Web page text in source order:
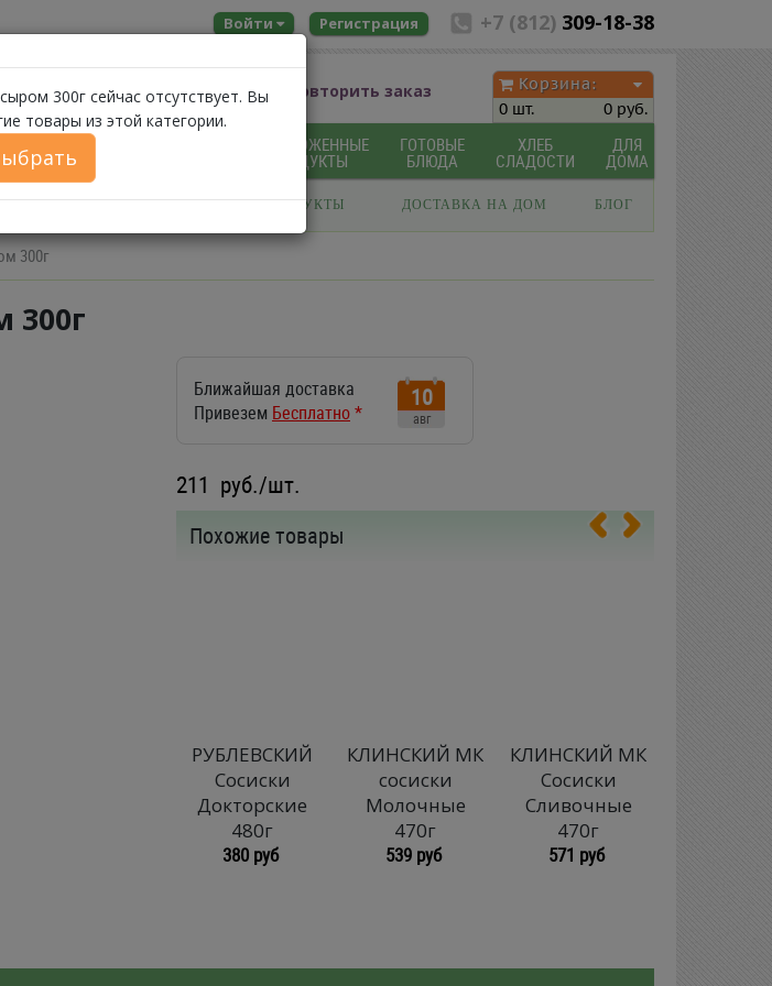
+7 (812) 309-18-38
Войти Регистрация
Помощь Повторить заказ
Корзина:
0 шт.
0 руб.
ЗАМОРОЖЕННЫЕ
ПРОДУКТЫ
ГОТОВЫЕ
БЛЮДА
ХЛЕБ
СЛАДОСТИ
ДЛЯ
ДОМА
ИКРА БЕЛОРУССКИЕ ПРОДУКТЫ ДОСТАВКА НА ДОМ БЛОГ
300г
300г сейчас отсутствует. Вы
товары из этой категории.
300г
Ближайшая доставка
Привезем Бесплатно*
10
авг
211 руб./шт.
Похожие товары
РУБЛЕВСКИЙ
Сосиски
Докторские
480г
380 руб
КЛИНСКИЙ МК
сосиски
Молочные
470г
539 руб
КЛИНСКИЙ МК
Сосиски
Сливочные
470г
571 руб